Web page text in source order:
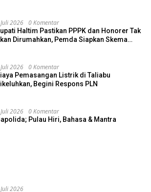
2026 0 Komentar
Haltim Pastikan PPPK dan Honorer Tak
Dirumahkan, Pemda Siapkan Skema
2026 0 Komentar
Pemasangan Listrik di Taliabu
Begini Respons PLN
2026 0 Komentar
Pulau Hiri, Bahasa & Mantra
2026